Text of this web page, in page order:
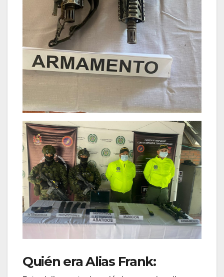
Quién era Alias Frank: